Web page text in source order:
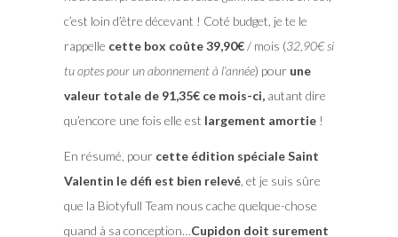
c’est loin d’être décevant ! Coté budget, je te le
rappelle cette box coûte 39,90€/ mois (32,90€ si
tu optes pour un abonnement à l’année) pourune
valeur totale de 91,35€ ce mois-ci,autant dire
qu’encore une fois elle est largement amortie!
En résumé, pour cette édition spéciale Saint
Valentin le défi est bien relevé, et je suis sûre
que la Biotyfull Team nous cache quelque-chose
quand à sa conception…Cupidon doit surement